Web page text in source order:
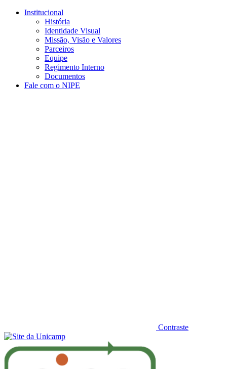
Conteúdo principal
Institucional
História
Identidade Visual
Missão, Visão e Valores
Parceiros
Equipe
Regimento Interno
Documentos
Fale com o NIPE
Contraste